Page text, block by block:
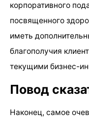
корпоративного
посвященного
иметь
благополучия
текущими бизнес-
Повод
Наконец, самое